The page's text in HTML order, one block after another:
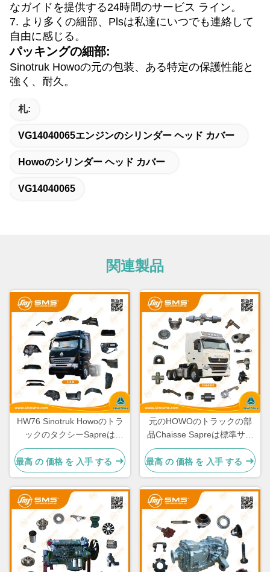
なガイドを提供する24時間のサービス ライン。
7. より多くの細部、Plsは私達にいつでも連絡して
自由に感じる。
パッキングの細部:
Sinotruk Howoの元の包装、ある特定の保護性能と
強く、耐久。
札:
VG14040065エンジンのシリンダー ヘッド カバー
Howoのシリンダー ヘッド カバー
VG14040065
関連製品
HW76 Sinotruk Howoのトラ
ックのタクシーSapreは
Cabineの予備品を分ける
最高 の 価格 を 入手 する
元のHOWOのトラックの部
品Chaisse Sapreは標準サイ
ズを分ける
最高 の 価格 を 入手 する